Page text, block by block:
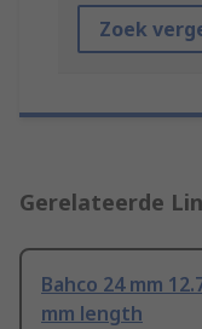
Zoek
Gerelateerde
Bahco 24 mm
mm length